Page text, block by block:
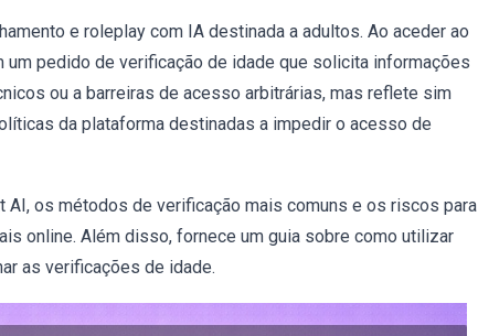
e roleplay com IA destinada a adultos. Ao aceder ao
pedido de verificação de idade que solicita informações
ou a barreiras de acesso arbitrárias, mas reflete sim
da plataforma destinadas a impedir o acesso de
AI, os métodos de verificação mais comuns e os riscos para
online. Além disso, fornece um guia sobre como utilizar
as verificações de idade.